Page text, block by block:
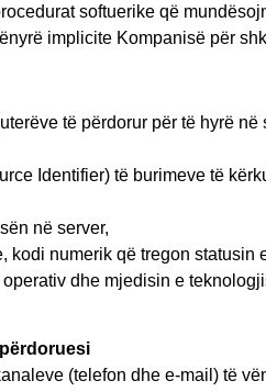
softuerike që
implicite Kompanisë për
të përdorur për të hyrë në
Identifier) të burimeve të
në server,
kodi numerik që tregon
dhe mjedisin e
(telefon dhe e-mail) të